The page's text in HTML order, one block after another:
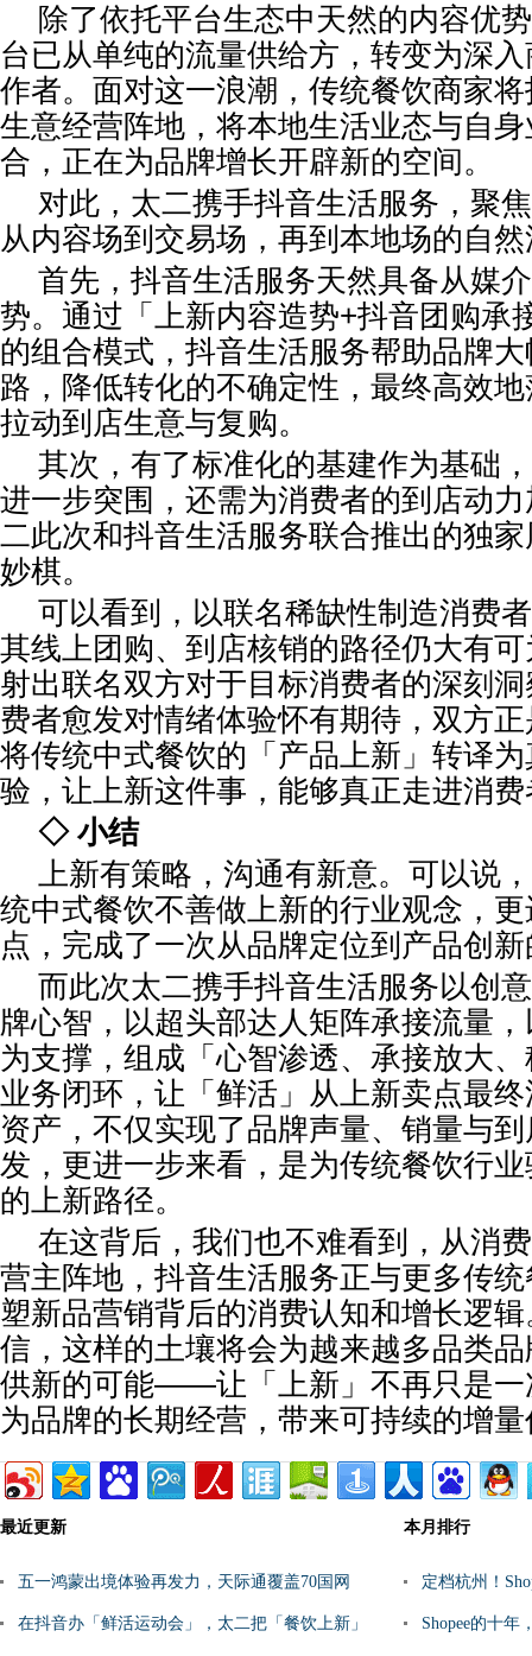
除了依托平台生态中天然的内容优
台已从单纯的流量供给方，转变为深
作者。面对这一浪潮，传统餐饮商家
生意经营阵地，将本地生活业态与自
合，正在为品牌增长开辟新的空间。
对此，太二携手抖音生活服务，聚
从内容场到交易场，再到本地场的自
首先，抖音生活服务天然具备从媒
势。通过「上新内容造势+抖音团购承
的组合模式，抖音生活服务帮助品牌
路，降低转化的不确定性，最终高效
拉动到店生意与复购。
其次，有了标准化的基建作为基础
进一步突围，还需为消费者的到店动
二此次和抖音生活服务联合推出的独
妙棋。
可以看到，以联名稀缺性制造消费
其线上团购、到店核销的路径仍大有
射出联名双方对于目标消费者的深刻
费者愈发对情绪体验怀有期待，双方
将传统中式餐饮的「产品上新」转译
验，让上新这件事，能够真正走进消
◇ 小结
上新有策略，沟通有新意。可以说
统中式餐饮不善做上新的行业观念，
点，完成了一次从品牌定位到产品创
而此次太二携手抖音生活服务以创
牌心智，以超头部达人矩阵承接流量
为支撑，组成「心智渗透、承接放大
业务闭环，让「鲜活」从上新卖点最
资产，不仅实现了品牌声量、销量与
发，更进一步来看，是为传统餐饮行
的上新路径。
在这背后，我们也不难看到，从消
营主阵地，抖音生活服务正与更多传
塑新品营销背后的消费认知和增长逻
信，这样的土壤将会为越来越多品类
供新的可能——让「上新」不再只是一
为品牌的长期经营，带来可持续的增
最近更新
五一鸿蒙出境体验再发力，天际通覆盖70国网
络，鸿蒙手机出境无忧
在抖音办「鲜活运动会」，太二把「餐饮上新」
本月排行
定档杭州！
Shopee的十年